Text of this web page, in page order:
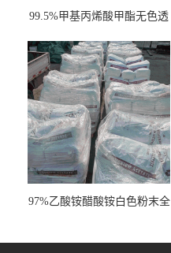
99.5%甲基丙烯酸甲酯无色透
97%乙酸铵醋酸铵白色粉末全